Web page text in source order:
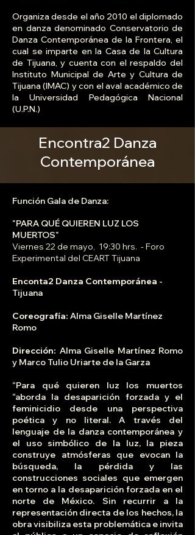
Organiza desde el año 2010 el diplomado
en danza denominado Conservatorio de
Danza Contemporánea de la Frontera, el
cual se imparte en la Casa de la Cultura
de Tijuana, y cuenta con el respaldo del
Instituto Municipal de Arte y Cultura de
Tijuana (IMAC) y con el aval académico de
la Universidad Pedagógica Nacional
(U.P.N.)
Encontra2 Danza
Contemporánea
Función Gala de Danza:
"PARA QUÉ QUIEREN LUZ LOS
MUERTOS"
Viernes 22 de mayo, 19:30 hrs. - Foro
Experimental del CEART Tijuana
Enconta2 Danza Contemporánea -
Tijuana
Coreografía: Alma Giselle Martínez
Romo
Dirección: Alma Giselle Martínez Romo
y Marco Tulio Uriarte de la Garza
“Para qué quieren luz los muertos
“aborda la desaparición forzada y el
feminicidio desde una perspectiva
poética y no literal. A través del
lenguaje de la danza contemporánea y
el uso simbólico de la luz, la pieza
construye atmósferas que evocan la
búsqueda, la pérdida y las
construcciones sociales que emergen
en torno a la desaparición forzada en el
norte de México. Sin recurrir a la
representación directa de los hechos, la
obra visibiliza esta problemática e invita